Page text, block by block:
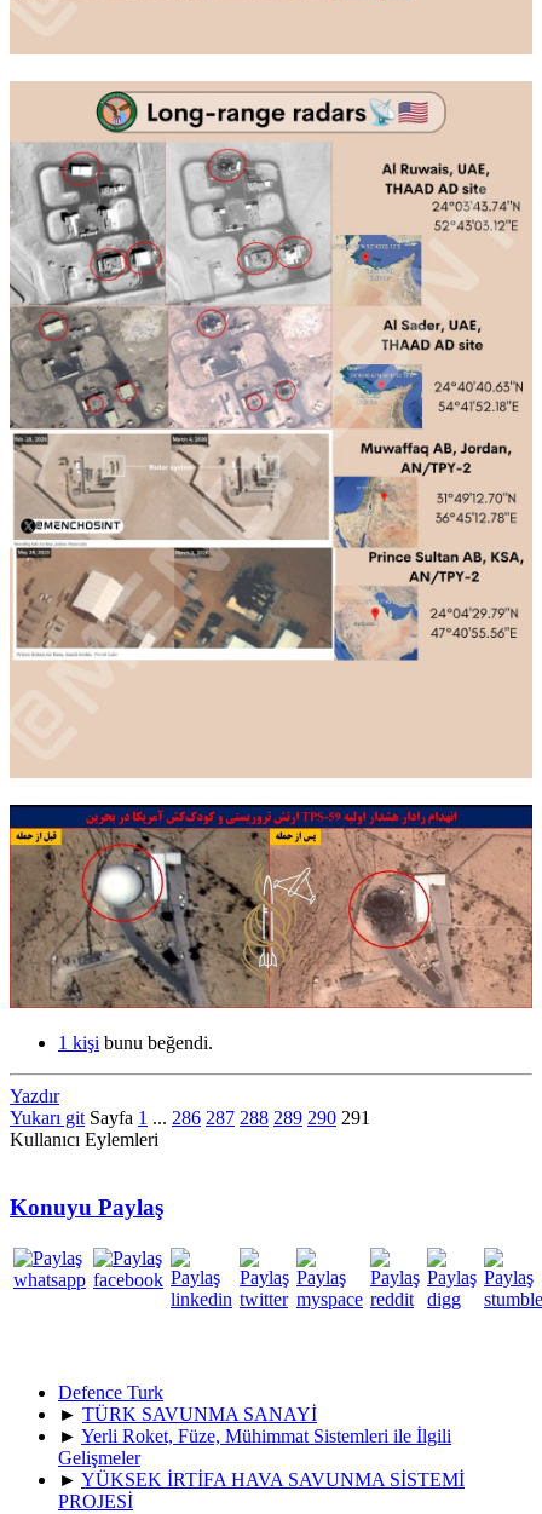
1 kişi bunu beğendi.
Yazdır
Yukarı git Sayfa 1 ... 286 287 288 289 290 291
Kullanıcı Eylemleri
Konuyu Paylaş
Defence Turk
► TÜRK SAVUNMA SANAYİ
► Yerli Roket, Füze, Mühimmat Sistemleri ile İlgili
Gelişmeler
► YÜKSEK İRTİFA HAVA SAVUNMA SİSTEMİ
PROJESİ